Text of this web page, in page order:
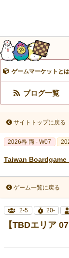
ゲームマーケットとは
ブログ一覧
サイトトップに戻る
2026春 両 - W07
Taiwan Boardgame
ゲーム一覧に戻る
2-5 20-
【TBDエリア